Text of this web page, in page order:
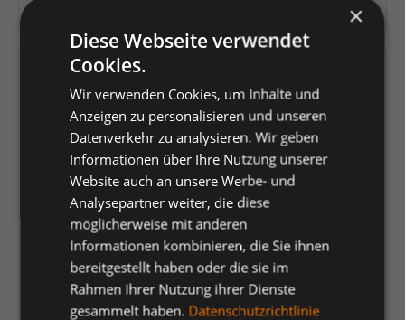
Versandfertig in 5 Tagen, Lieferzeit 1-3 Tage
Farbeauswählen
Dunkelanthrazit Dunkelpetroleum Hellkhaki Moosgrün
Schwarz Schwarzblau Weiß
Größeauswählen
(Diese Option ist zurzeit nicht verfügbar.)
C43
(Diese Option ist zurzeit nicht verfügbar.)
C44 C45 C46 C47
C51 C52 C54 C56
×
Diese Webseite verwendet
Cookies.
Wir verwenden Cookies, um Inhalte und
Anzeigen zu personalisieren und unseren
Datenverkehr zu analysieren. Wir geben
Informationen über Ihre Nutzung unserer
Website auch an unsere Werbe- und
Analysepartner weiter, die diese
möglicherweise mit anderen
Informationen kombinieren, die Sie ihnen
bereitgestellt haben oder die sie im
Rahmen Ihrer Nutzung ihrer Dienste
gesammelt haben. Datenschutzrichtlinie